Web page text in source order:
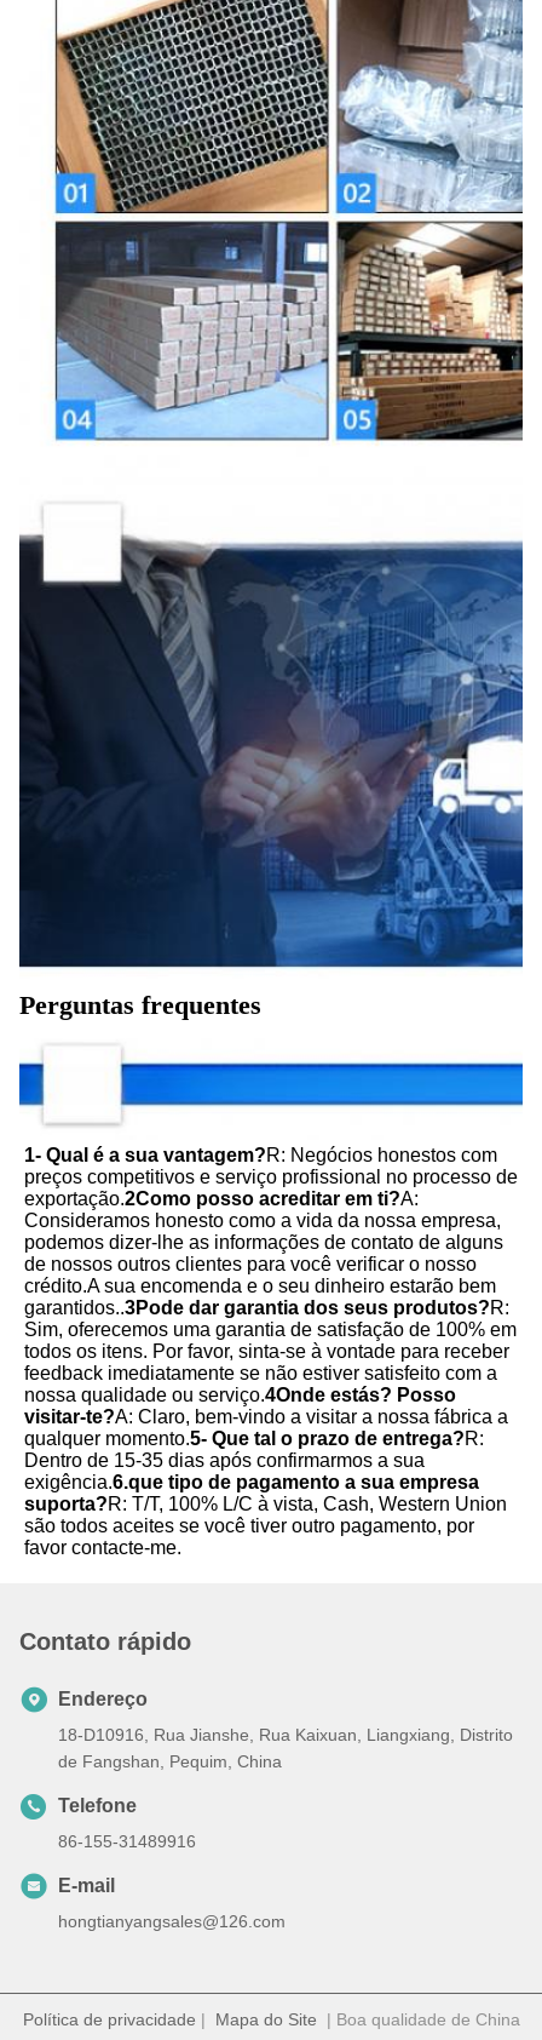
Perguntas frequentes
1- Qual é a sua vantagem?R: Negócios honestos com
preços competitivos e serviço profissional no processo de
exportação.2Como posso acreditar em ti?A:
Consideramos honesto como a vida da nossa empresa,
podemos dizer-lhe as informações de contato de alguns
de nossos outros clientes para você verificar o nosso
crédito.A sua encomenda e o seu dinheiro estarão bem
garantidos..3Pode dar garantia dos seus produtos?R:
Sim, oferecemos uma garantia de satisfação de 100% em
todos os itens. Por favor, sinta-se à vontade para receber
feedback imediatamente se não estiver satisfeito com a
nossa qualidade ou serviço.4Onde estás? Posso
visitar-te?A: Claro, bem-vindo a visitar a nossa fábrica a
qualquer momento.5- Que tal o prazo de entrega?R:
Dentro de 15-35 dias após confirmarmos a sua
exigência.6.que tipo de pagamento a sua empresa
suporta?R: T/T, 100% L/C à vista, Cash, Western Union
são todos aceites se você tiver outro pagamento, por
favor contacte-me.
Contato rápido
Endereço
18-D10916, Rua Jianshe, Rua Kaixuan, Liangxiang, Distrito
de Fangshan, Pequim, China
Telefone
86-155-31489916
E-mail
hongtianyangsales@126.com
Política de privacidade | Mapa do Site | Boa qualidade de China